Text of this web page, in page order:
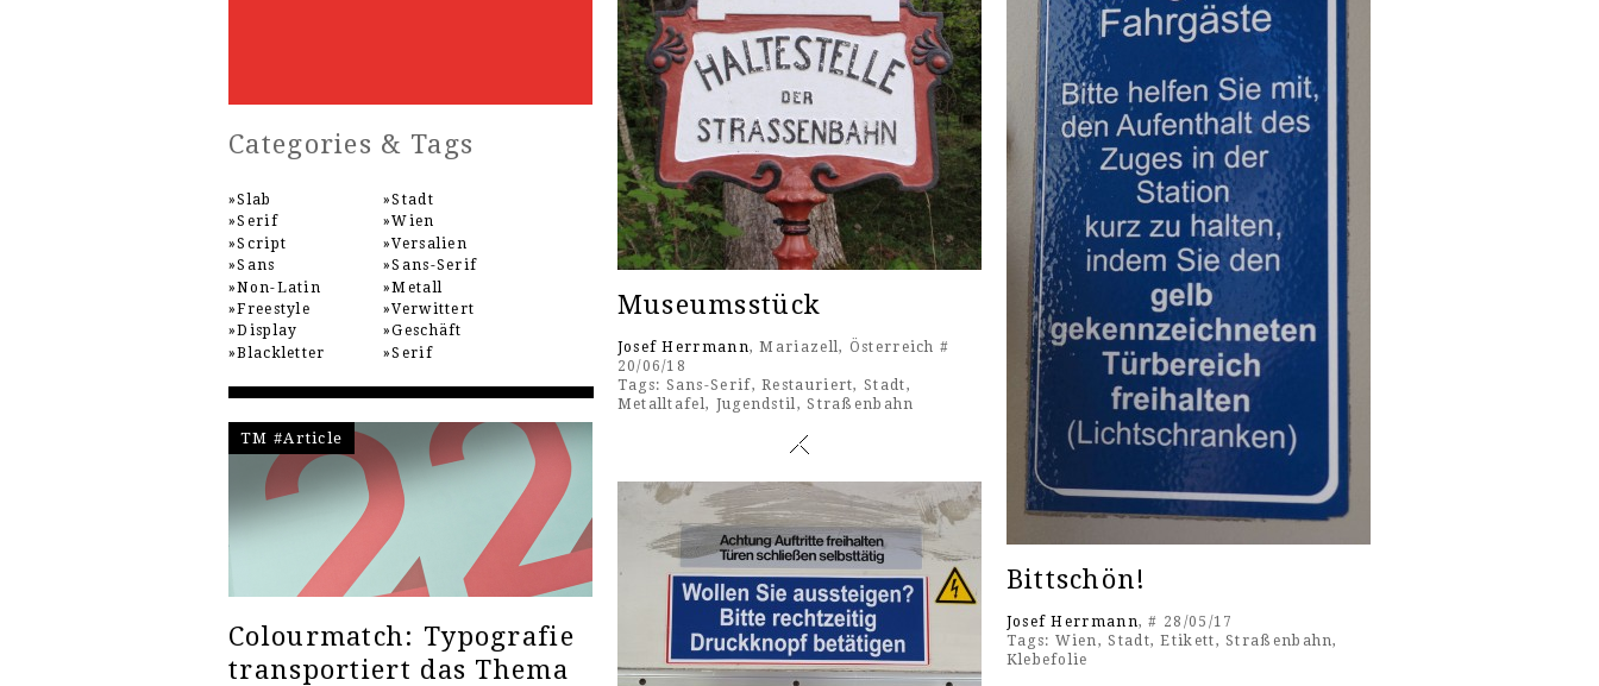
Museumsstück
Josef Herrmann, Mariazell, Österreich #
20/06/18
Tags: Sans-Serif,Restauriert,Stadt,
Metalltafel, Jugendstil,Straßenbahn
Bittschön!
Josef Herrmann, # 28/05/17
Tags: Wien,Stadt,Etikett,Straßenbahn,
Klebefolie
Categories & Tags
Slab
Serif
Script
Sans
Non-Latin
Freestyle
Display
Blackletter
Stadt
Wien
Versalien
Sans-Serif
Metall
Verwittert
Geschäft
Serif
TM #Article
Colourmatch: Typografie
transportiert das Thema